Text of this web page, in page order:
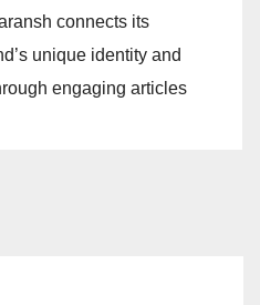
connects its
unique identity and
engaging articles